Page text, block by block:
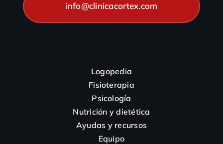
info@clinicacortex.com
Logopedia
Fisioterapia
Psicología
Nutrición y dietética
Ayudas y recursos
Equipo